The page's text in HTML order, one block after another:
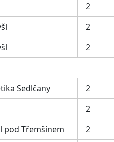
2
2
2
Sedlčany 2
2
pod Třemšínem 2